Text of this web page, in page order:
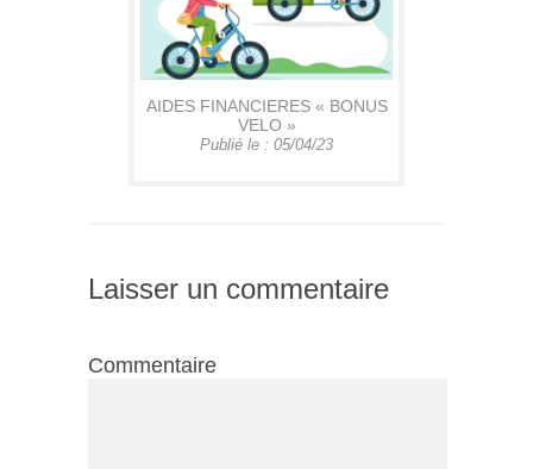
AIDES FINANCIERES « BONUS
VELO »
Publié le : 05/04/23
Laisser un commentaire
Commentaire